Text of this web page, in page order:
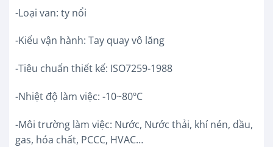
-Loại van: ty nổi
-Kiểu vận hành: Tay quay vô lăng
-Tiêu chuẩn thiết kế: ISO7259-1988
-Nhiệt độ làm việc: -10~80ºC
-Môi trường làm việc: Nước, Nước thải, khí nén, dầu,
gas, hóa chất, PCCC, HVAC…